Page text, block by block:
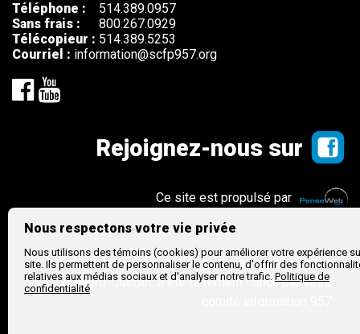
Téléphone :
514.389.0957
Sans frais :
800.267.0929
Télécopieur : 514.389.5253
Courriel : information@scfp957.org
Rejoignez-nous sur
Ce site est propulsé par
Le site internet du Syndicat des technologues
d'Hydro-Québec a été fièrement conçu par votre
Nous respectons votre vie privée
Nous utilisons des témoins (cookies) pour améliorer votre expérience
site. Ils permettent de personnaliser le contenu, d'offrir des
relatives aux médias sociaux et d'analyser notre trafic. Politique de
confidentialité